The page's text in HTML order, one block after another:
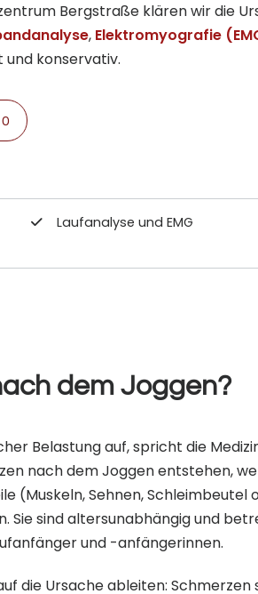
Bergstraße klären wir die
, Elektromyografie
konservativ.
Laufanalyse und EMG
dem Joggen?
Belastung auf, spricht die
nach dem Joggen entstehen,
(Muskeln, Sehnen, Schleimbeutel
Sie sind altersunabhängig und
und -anfängerinnen.
die Ursache ableiten: Schmerzen